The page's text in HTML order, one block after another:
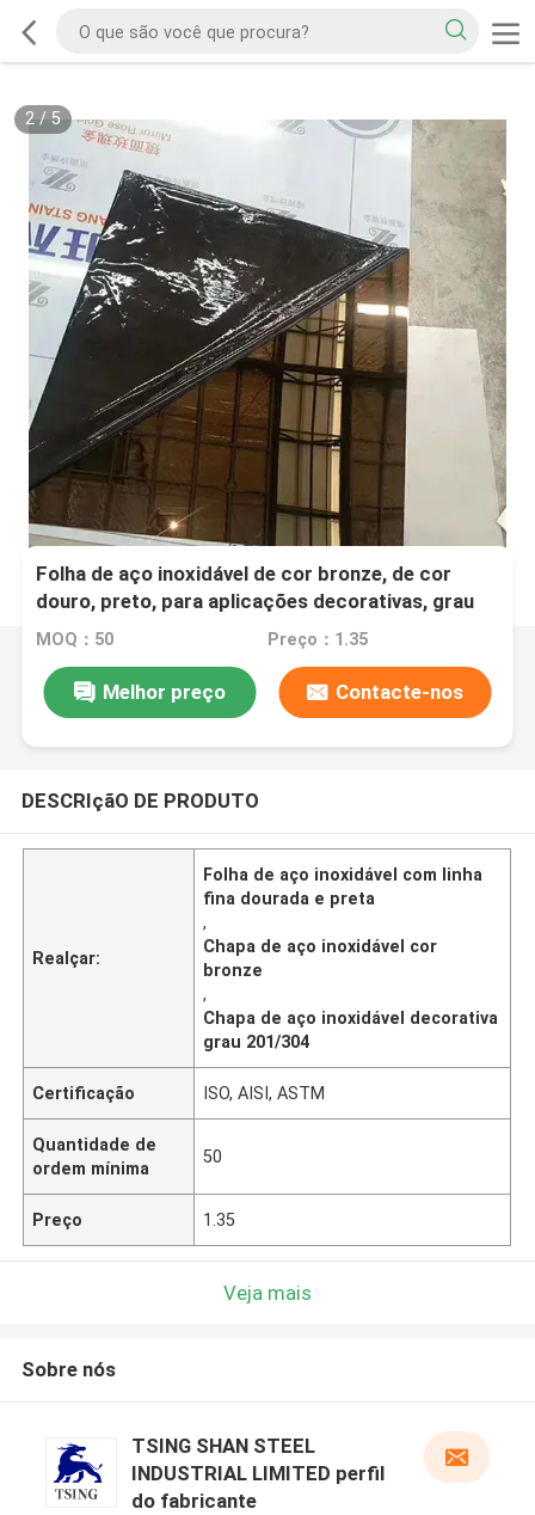
2/5
Folha de aço inoxidável de cor bronze, de cor
douro, preto, para aplicações decorativas, grau
201/304
MOQ：50 Preço：1.35
Melhor preço Contacte-nos
DESCRIçãO DE PRODUTO
Realçar:
Folha de aço inoxidável com linha
fina dourada e preta
,
Chapa de aço inoxidável cor
bronze
,
Chapa de aço inoxidável decorativa
grau 201/304
Certificação ISO, AISI, ASTM
Quantidade de
ordem mínima
50
Preço 1.35
Veja mais
Sobre nós
TSING SHAN STEEL
INDUSTRIAL LIMITED perfil
do fabricante